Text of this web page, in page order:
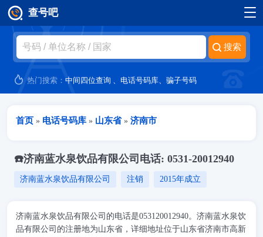
跳转到主要内容
查号吧
热门搜索：中间四位查询 、 电话号码库、骗子号码
当前位置
首页 » 电话号码库 » 山东省 » 济南市
☎️济南蓝水泉饮品有限公司电话: 0531-20012940
济南蓝水泉饮品有限公司 注销 2015年成立
济南蓝水泉饮品有限公司的电话是053120012940。济南蓝水泉饮
品有限公司的注册地为山东省，详细地址位于山东省济南市高新